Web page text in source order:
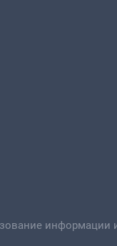
информации